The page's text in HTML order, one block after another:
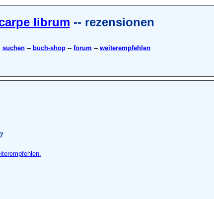
librum -- rezensionen
suchen-- buch-shop-- forum -- weiterempfehlen